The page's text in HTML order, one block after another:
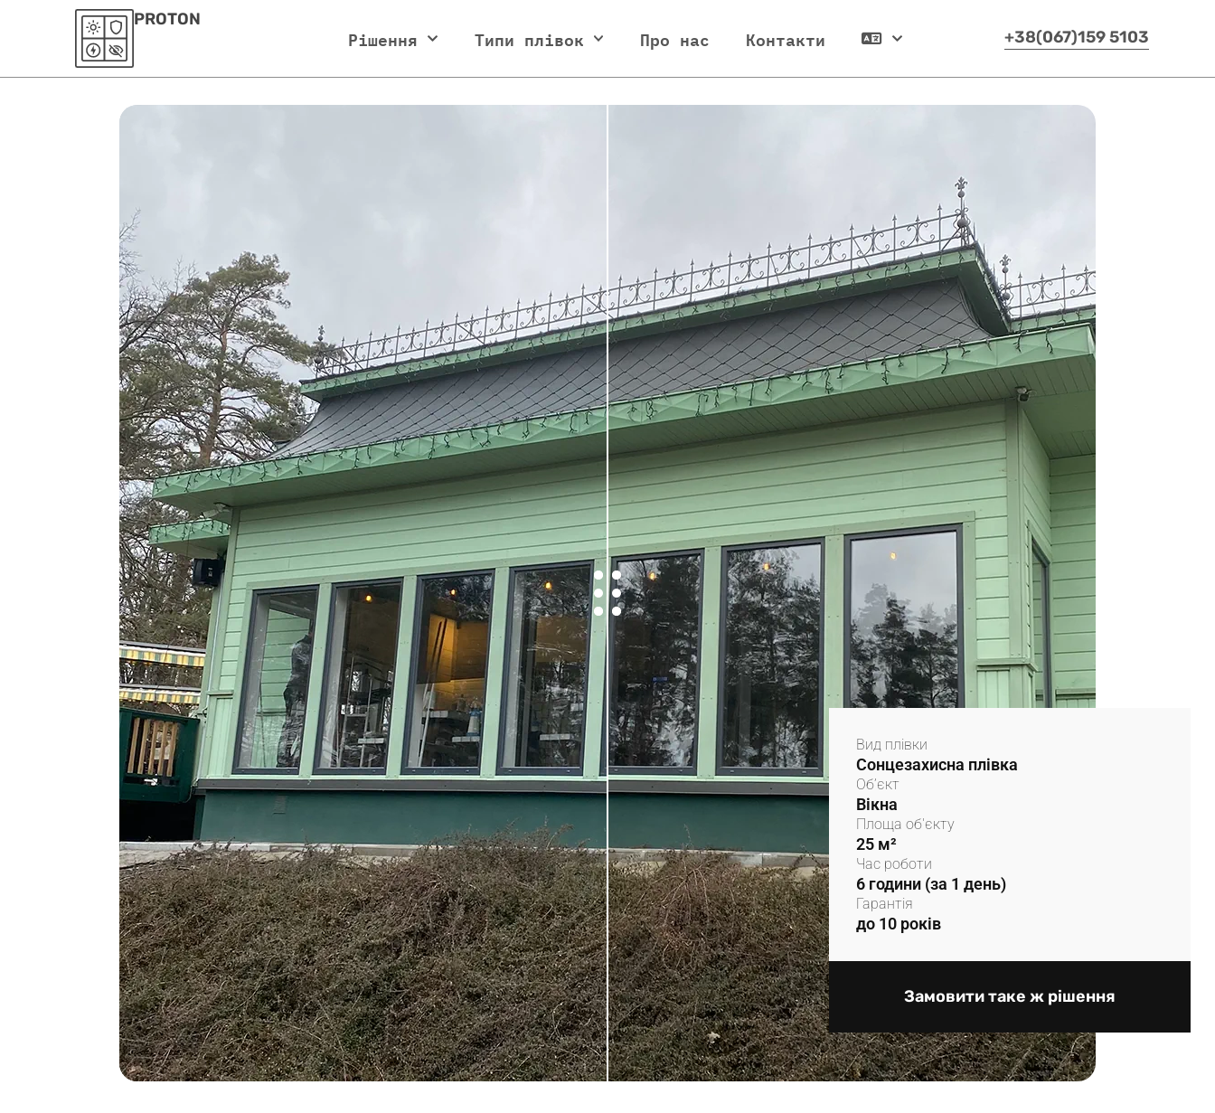
PROTON
Рішення Типи плівок Про нас Контакти Українська +38(067)159 5103
Вид плівки
Сонцезахисна плівка
Об’єкт
Вікна
Площа об'єкту
25 м²
Час роботи
6 години (за 1 день)
Гарантія
до 10 років
Замовити таке ж рішення